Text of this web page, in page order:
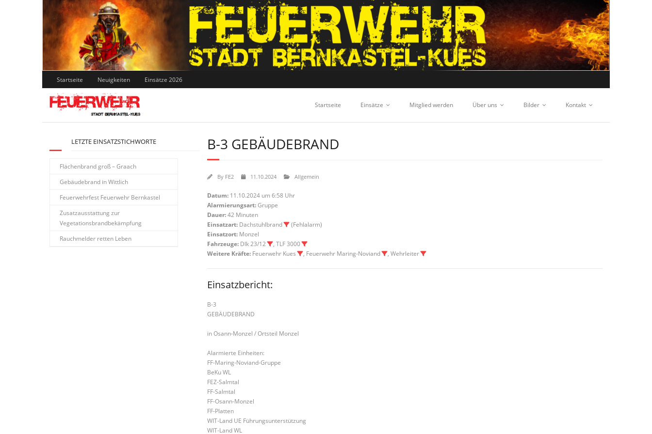
Skip
to
content
Startseite Neuigkeiten Einsätze 2026
Startseite Einsätze Mitglied werden Über uns Bilder Kontakt
B-3 GEBÄUDEBRAND
By FE2 11.10.2024 Allgemein
Datum: 11.10.2024 um 6:58 Uhr
Alarmierungsart:Gruppe
Dauer:42 Minuten
Einsatzart: Dachstuhlbrand
(Fehlalarm)
Einsatzort: Monzel
Fahrzeuge: Dlk 23/12
, TLF 3000
Weitere Kräfte: Feuerwehr Kues , Feuerwehr Maring-Noviand , Wehrleiter
Einsatzbericht:
B-3
GEBÄUDEBRAND
in Osann-Monzel / Ortsteil Monzel
Alarmierte Einheiten:
FF-Maring-Noviand-Gruppe
BeKu WL
FEZ-Salmtal
FF-Salmtal
FF-Osann-Monzel
FF-Platten
WIT-Land UE Führungsunterstützung
WIT-Land WL
LETZTE EINSATZSTICHWORTE
Flächenbrand groß – Graach
Gebäudebrand in Wittlich
Feuerwehrfest Feuerwehr Bernkastel
Zusatzausstattung zur
Vegetationsbrandbekämpfung
Rauchmelder retten Leben